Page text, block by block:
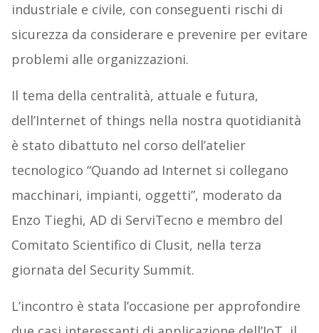
industriale e civile, con conseguenti rischi di
sicurezza da considerare e prevenire per evitare
problemi alle organizzazioni.
Il tema della centralità, attuale e futura,
dell’Internet of things nella nostra quotidianità
è stato dibattuto nel corso dell’atelier
tecnologico “Quando ad Internet si collegano
macchinari, impianti, oggetti”, moderato da
Enzo Tieghi, AD di ServiTecno e membro del
Comitato Scientifico di Clusit, nella terza
giornata del Security Summit.
L’incontro è stata l’occasione per approfondire